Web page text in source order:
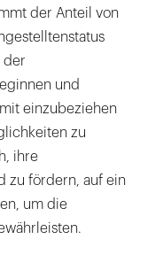
der Anteil von
der
und
einzubeziehen
zu
ihre
zu fördern, auf ein
um die